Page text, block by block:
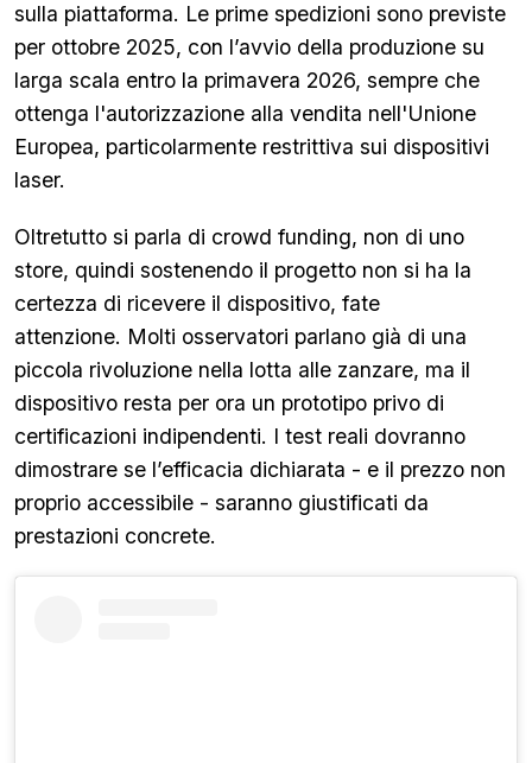
sulla piattaforma. Le prime spedizioni sono previste
per ottobre 2025, con l’avvio della produzione su
larga scala entro la primavera 2026, sempre che
ottenga l'autorizzazione alla vendita nell'Unione
Europea, particolarmente restrittiva sui dispositivi
laser.
Oltretutto si parla di crowd funding, non di uno
store, quindi sostenendo il progetto non si ha la
certezza di ricevere il dispositivo, fate
attenzione. Molti osservatori parlano già di una
piccola rivoluzione nella lotta alle zanzare, ma il
dispositivo resta per ora un prototipo privo di
certificazioni indipendenti. I test reali dovranno
dimostrare se l’efficacia dichiarata - e il prezzo non
proprio accessibile - saranno giustificati da
prestazioni concrete.